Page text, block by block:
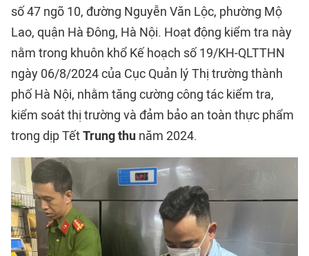
số 47 ngõ 10, đường Nguyễn Văn Lộc, phường Mộ
Lao, quận Hà Đông, Hà Nội. Hoạt động kiểm tra này
nằm trong khuôn khổ Kế hoạch số 19/KH-QLTTHN
ngày 06/8/2024 của Cục Quản lý Thị trường thành
phố Hà Nội, nhằm tăng cường công tác kiểm tra,
kiểm soát thị trường và đảm bảo an toàn thực phẩm
trong dịp TếtTrung thu năm 2024.